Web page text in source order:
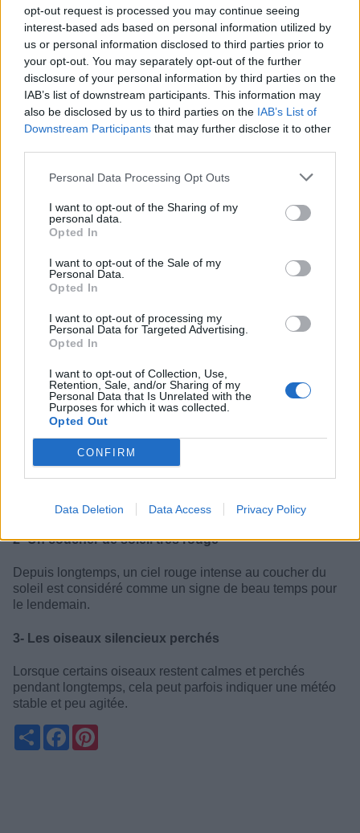
opt-out request is processed you may continue seeing
interest-based ads based on personal information utilized by
us or personal information disclosed to third parties prior to
your opt-out. You may separately opt-out of the further
disclosure of your personal information by third parties on the
IAB’s list of downstream participants. This information may
also be disclosed by us to third parties on the IAB’s List of
Downstream Participants that may further disclose it to other
Personal Data Processing Opt Outs
I want to opt-out of the Sharing of my
personal data.
Opted In
I want to opt-out of the Sale of my
Personal Data.
Opted In
I want to opt-out of processing my
Personal Data for Targeted Advertising.
Opted In
I want to opt-out of Collection, Use,
Retention, Sale, and/or Sharing of my
Personal Data that Is Unrelated with the
Purposes for which it was collected.
Opted Out
CONFIRM
Data Deletion Data Access Privacy Policy
passe longuement sa patte sur son visage annoncerait
l’arrivée de la pluie ou d’un changement de temps.
3- Les fourmis très actives
Voir des fourmis se déplacer rapidement en longues files
peut parfois indiquer une modification de la météo.
Certaines espèces renforcent ou déplacent leur nid avant
4- La fumée qui descend
Quand la fumée d’une cheminée reste basse au lieu de
monter droit dans le ciel, cela peut signaler une chute de
5- La lune entourée d’un halo lumineux
Un cercle lumineux autour de la lune est fréquemment
associé à l’arrivée prochaine d’un front humide. Ce
dans les nuages d’altitude.
Les signes qui annonceraient le beau temps
1- Les toiles d’araignée couvertes de rosée
favorable à une belle journée.
2- Un coucher de soleil très rouge
Depuis longtemps, un ciel rouge intense au coucher du
soleil est considéré comme un signe de beau temps pour
le lendemain.
3- Les oiseaux silencieux perchés
Lorsque certains oiseaux restent calmes et perchés
pendant longtemps, cela peut parfois indiquer une météo
stable et peu agitée.
PartagerFacebook